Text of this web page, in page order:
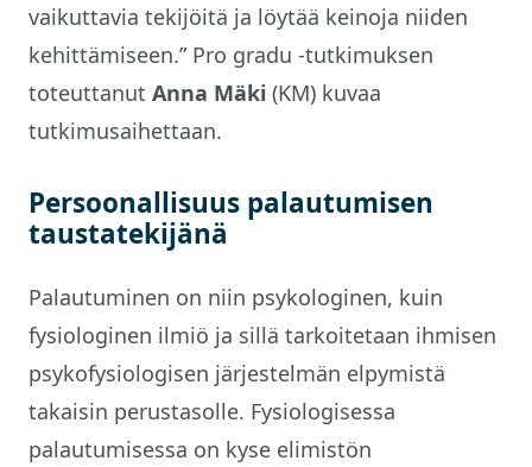
vaikuttavia tekijöitä ja löytää keinoja niiden
kehittämiseen.” Pro gradu -tutkimuksen
toteuttanut Anna Mäki (KM) kuvaa
tutkimusaihettaan.
Persoonallisuus palautumisen
taustatekijänä
Palautuminen on niin psykologinen, kuin
fysiologinen ilmiö ja sillä tarkoitetaan ihmisen
psykofysiologisen järjestelmän elpymistä
takaisin perustasolle. Fysiologisessa
palautumisessa on kyse elimistön